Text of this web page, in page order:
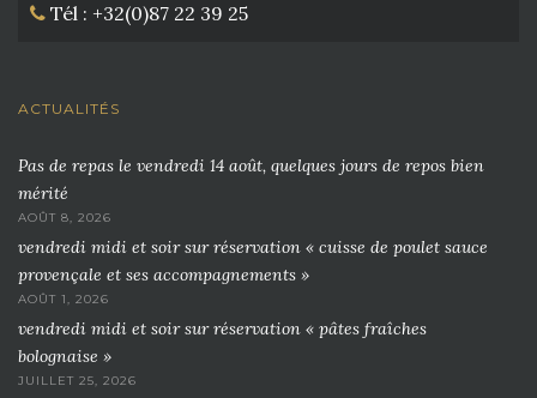
Tél : +32(0)87 22 39 25
ACTUALITÉS
Pas de repas le vendredi 14 août, quelques jours de repos bien
mérité
AOÛT 8, 2026
vendredi midi et soir sur réservation « cuisse de poulet sauce
provençale et ses accompagnements »
AOÛT 1, 2026
vendredi midi et soir sur réservation « pâtes fraîches
bolognaise »
JUILLET 25, 2026